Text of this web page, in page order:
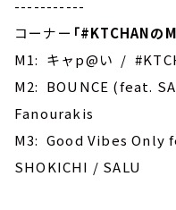
-----------
コーナー 「#KTCHANの
M1: キャp@い /
M2: BOUNCE (feat.
Fanourakis
M3: Good Vibes Only
SHOKICHI / SALU